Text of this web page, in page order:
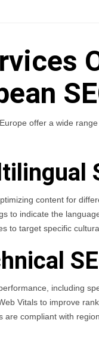
offer a wide
content for
to indicate the
to target specific
including
Vitals to improve
are compliant with